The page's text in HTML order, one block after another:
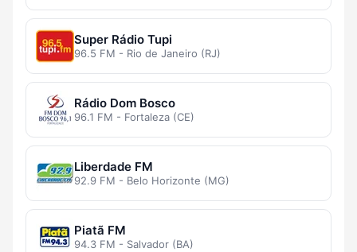
Super Rádio Tupi
96.5 FM - Rio de Janeiro (RJ)
Rádio Dom Bosco
96.1 FM - Fortaleza (CE)
Liberdade FM
92.9 FM - Belo Horizonte (MG)
Piatã FM
94.3 FM - Salvador (BA)